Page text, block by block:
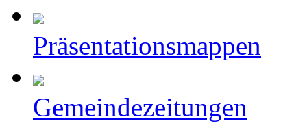
Präsentationsmappen
Gemeindezeitungen